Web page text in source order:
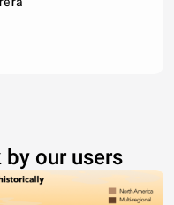
our users